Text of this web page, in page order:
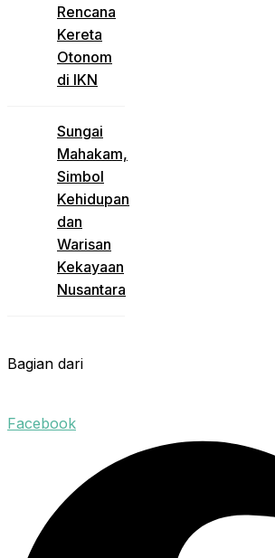
Rencana
Kereta
Otonom
di IKN
Sungai
Mahakam,
Simbol
Kehidupan
dan
Warisan
Kekayaan
Nusantara
Bagian dari
Facebook